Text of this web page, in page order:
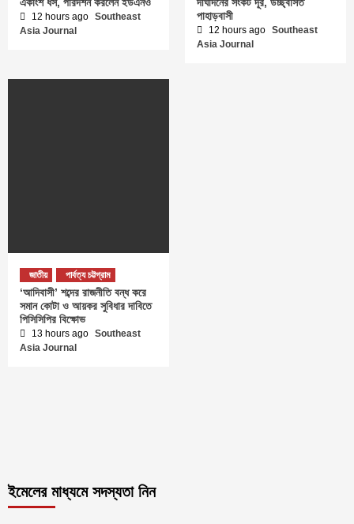
একাংশ ধস, পরিদর্শন করলেন ইউএনও
12 hours ago Southeast
Asia Journal
দীর্ঘদিনের সংকট দূর, উচ্ছ্বসিত
পাহাড়বাসী
12 hours ago Southeast
Asia Journal
জাতীয় পার্বত্য চট্টগ্রাম
‘আদিবাসী’ শব্দের রাজনীতি বন্ধ করে
সমান কোটা ও আয়কর সুবিধার দাবিতে
পিসিসিপির বিক্ষোভ
13 hours ago Southeast
Asia Journal
ইমেলের মাধ্যমে সদস্যতা নিন